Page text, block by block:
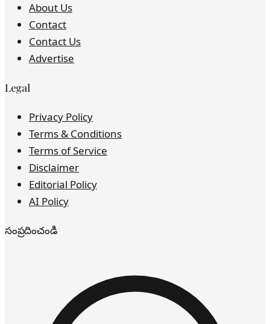
About Us
Contact
Contact Us
Advertise
Legal
Privacy Policy
Terms & Conditions
Terms of Service
Disclaimer
Editorial Policy
AI Policy
సంప్రదించండి